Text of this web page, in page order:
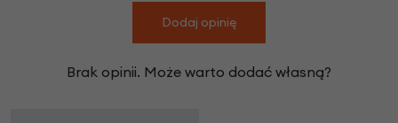
Dodaj opinię
Brak opinii. Może warto dodać własną?